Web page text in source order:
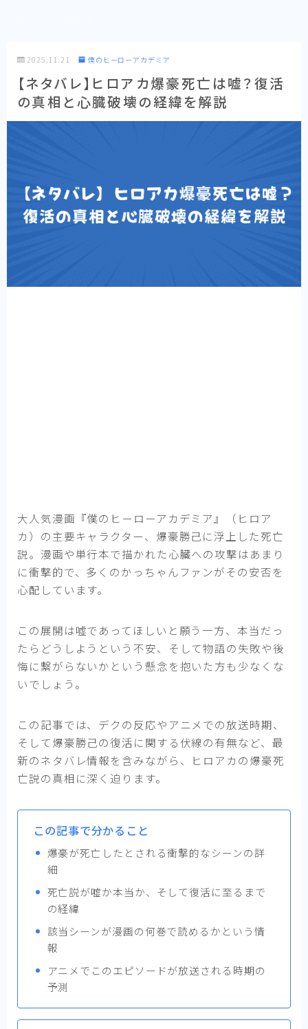
2025.11.21 僕のヒーローアカデミア
【ネタバレ】ヒロアカ爆豪死亡は嘘？復活
の真相と心臓破壊の経緯を解説
大人気漫画『僕のヒーローアカデミア』（ヒロア
カ）の主要キャラクター、爆豪勝己に浮上した死亡
説。漫画や単行本で描かれた心臓への攻撃はあまり
に衝撃的で、多くのかっちゃんファンがその安否を
心配しています。
この展開は嘘であってほしいと願う一方、本当だっ
たらどうしようという不安、そして物語の失敗や後
悔に繋がらないかという懸念を抱いた方も少なくな
いでしょう。
この記事では、デクの反応やアニメでの放送時期、
そして爆豪勝己の復活に関する伏線の有無など、最
新のネタバレ情報を含みながら、ヒロアカの爆豪死
亡説の真相に深く迫ります。
この記事で分かること
爆豪が死亡したとされる衝撃的なシーンの詳
細
死亡説が嘘か本当か、そして復活に至るまで
の経緯
該当シーンが漫画の何巻で読めるかという情
報
アニメでこのエピソードが放送される時期の
予測